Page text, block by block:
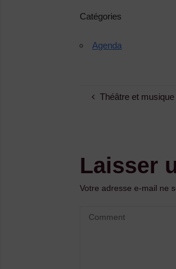
Catégories
Agenda
Théâtre et
Laisser
Votre adresse e-mail ne